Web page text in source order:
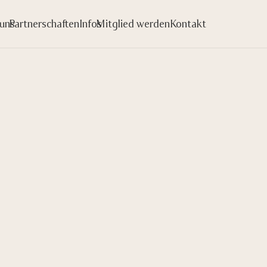
PartnerschaftenInfosMitglied werdenKontakt